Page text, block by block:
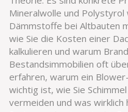
Mineralwolle und Polystyrol
Dämmstoffe bei Altbauten
wie Sie die Kosten einer
kalkulieren und warum
Bestandsimmobilien oft
erfahren, warum ein
wichtig ist, wie Sie
vermeiden und was wirklich